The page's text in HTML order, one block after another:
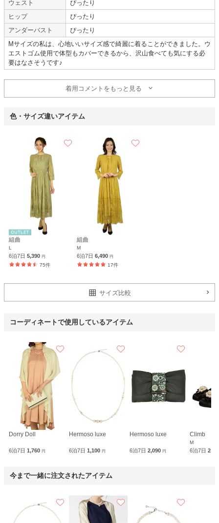
年齢 : 30代
身長 :
体重 :
45～49kg
体型 :標準
使用時期 :3月
使用地域 :愛知県
落ちついたカラーでよかったです
サイトは見やすく使いやすかったです。
ウェスト
ぴったり
ヒップ
ぴったり
アンダーバスト
ぴったり
Mサイズの私は、心地いいサイズ感で綺麗に着ることができました。ウ
エストゴム使用で体型もカバーできるから、沢山食べても気にする必
要はなさそうです♪
着用コメントをもっと見る
色・サイズ違いアイテム
組曲
L
6泊7日 5,390 円
75件
組曲
M
6泊7日 6,490 円
17件
サイズ比較
コーディネートで使用しているアイテム
Dorry Doll
6泊7日 1,760 円
Hermoso luxe
6泊7日1,100円
Hermoso luxe
6泊7日 2,090 円
Climb
M
6泊7日
今まで一緒に注文されたアイテム